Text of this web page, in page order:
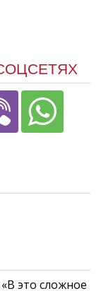
это сложное